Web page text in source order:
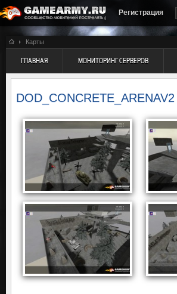
Регистрация
Карты
ГЛАВНАЯ МОНИТОРИНГ СЕРВЕРОВ
DOD_CONCRETE_ARENAV2